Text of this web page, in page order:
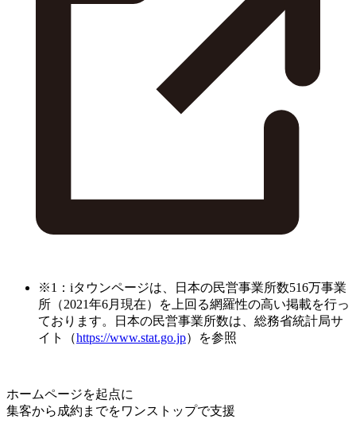
※1：iタウンページは、日本の民営事業所数516万事業
所（2021年6月現在）を上回る網羅性の高い掲載を行っ
ております。日本の民営事業所数は、総務省統計局サ
イト（https://www.stat.go.jp）を参照
ホームページを起点に
集客から成約までをワンストップで支援